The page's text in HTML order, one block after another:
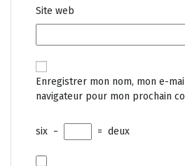
Site web
Enregistrer mon nom, mon e-
navigateur pour mon prochain
six − = deux